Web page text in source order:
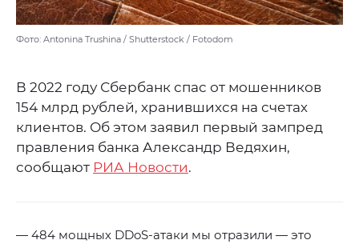
Фото: Antonina Trushina / Shutterstock / Fotodom
В 2022 году Сбербанк спас от мошенников
154 млрд рублей, хранившихся на счетах
клиентов. Об этом заявил первый зампред
правления банка Александр Ведяхин,
сообщают РИА Новости.
— 484 мощных DDoS-атаки мы отразили — это